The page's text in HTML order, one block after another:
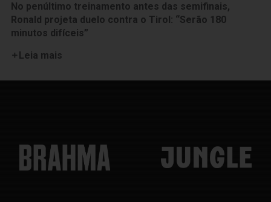
No penúltimo treinamento antes das semifinais,
Ronald projeta duelo contra o Tirol: “Serão 180
minutos difíceis”
Leia mais